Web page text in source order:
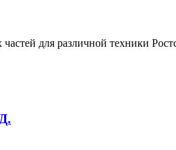
для различной техники